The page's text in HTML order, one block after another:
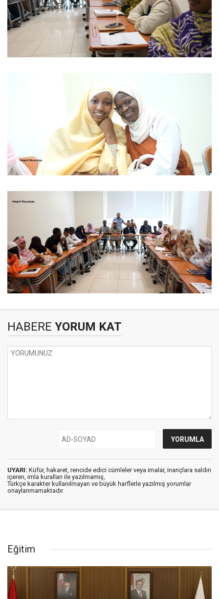
HABERE YORUM KAT
UYARI: Küfür, hakaret, rencide edici cümleler veya imalar, inançlara saldırı
içeren, imla kuralları ile yazılmamış,
Türkçe karakter kullanılmayan ve büyük harflerle yazılmış yorumlar
onaylanmamaktadır.
Eğitim